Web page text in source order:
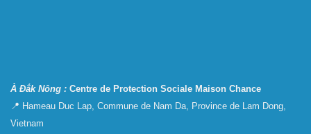
À Đắk Nông : Centre de Protection Sociale Maison Chance
📍 Hameau Duc Lap, Commune de Nam Da, Province de Lam Dong,
Vietnam